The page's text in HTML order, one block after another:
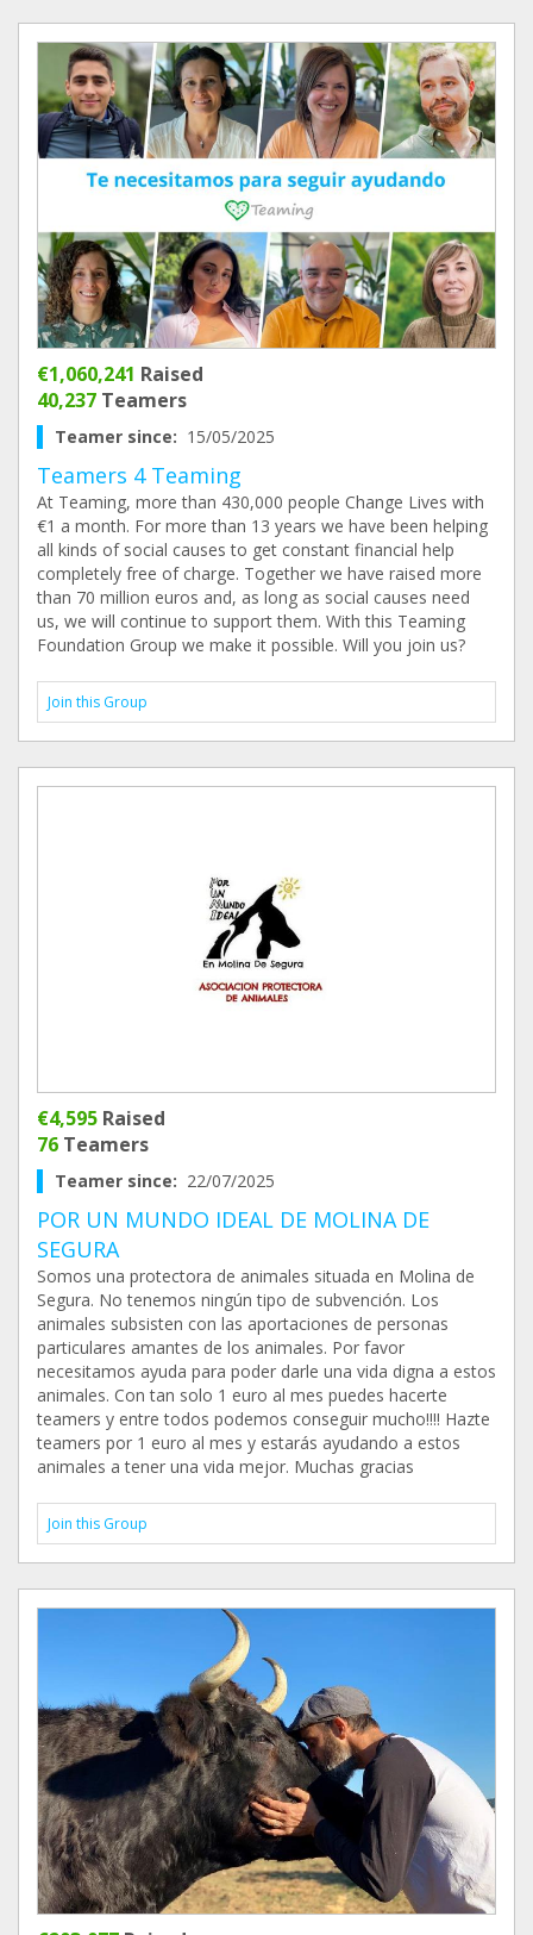
€1,060,241 Raised
40,237 Teamers
Teamer since: 15/05/2025
Teamers 4 Teaming
At Teaming, more than 430,000 people Change Lives with
€1 a month. For more than 13 years we have been helping
all kinds of social causes to get constant financial help
completely free of charge. Together we have raised more
than 70 million euros and, as long as social causes need
us, we will continue to support them. With this Teaming
Foundation Group we make it possible. Will you join us?
Join this Group
€4,595 Raised
76 Teamers
Teamer since: 22/07/2025
POR UN MUNDO IDEAL DE MOLINA DE
SEGURA
Somos una protectora de animales situada en Molina de
Segura. No tenemos ningún tipo de subvención. Los
animales subsisten con las aportaciones de personas
particulares amantes de los animales. Por favor
necesitamos ayuda para poder darle una vida digna a estos
animales. Con tan solo 1 euro al mes puedes hacerte
teamers y entre todos podemos conseguir mucho!!!! Hazte
teamers por 1 euro al mes y estarás ayudando a estos
animales a tener una vida mejor. Muchas gracias
Join this Group